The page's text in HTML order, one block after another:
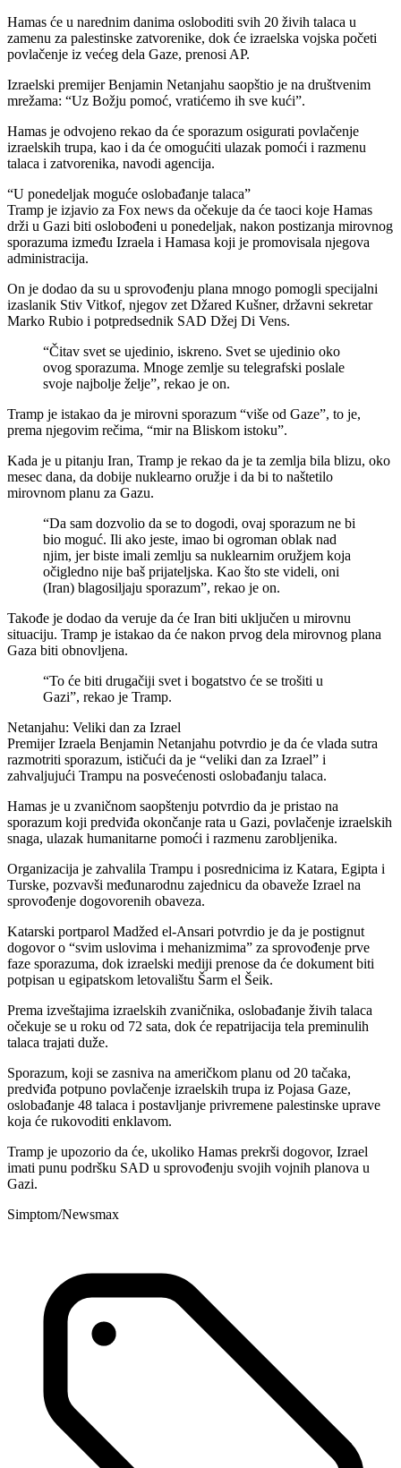
Hamas će u narednim danima osloboditi svih 20 živih talaca u
zamenu za palestinske zatvorenike, dok će izraelska vojska početi
povlačenje iz većeg dela Gaze, prenosi AP.
Izraelski premijer Benjamin Netanjahu saopštio je na društvenim
mrežama: “Uz Božju pomoć, vratićemo ih sve kući”.
Hamas je odvojeno rekao da će sporazum osigurati povlačenje
izraelskih trupa, kao i da će omogućiti ulazak pomoći i razmenu
talaca i zatvorenika, navodi agencija.
“U ponedeljak moguće oslobađanje talaca”
Tramp je izjavio za Fox news da očekuje da će taoci koje Hamas
drži u Gazi biti oslobođeni u ponedeljak, nakon postizanja mirovnog
sporazuma između Izraela i Hamasa koji je promovisala njegova
administracija.
On je dodao da su u sprovođenju plana mnogo pomogli specijalni
izaslanik Stiv Vitkof, njegov zet Džared Kušner, državni sekretar
Marko Rubio i potpredsednik SAD Džej Di Vens.
“Čitav svet se ujedinio, iskreno. Svet se ujedinio oko
ovog sporazuma. Mnoge zemlje su telegrafski poslale
svoje najbolje želje”, rekao je on.
Tramp je istakao da je mirovni sporazum “više od Gaze”, to je,
prema njegovim rečima, “mir na Bliskom istoku”.
Kada je u pitanju Iran, Tramp je rekao da je ta zemlja bila blizu, oko
mesec dana, da dobije nuklearno oružje i da bi to naštetilo
mirovnom planu za Gazu.
“Da sam dozvolio da se to dogodi, ovaj sporazum ne bi
bio moguć. Ili ako jeste, imao bi ogroman oblak nad
njim, jer biste imali zemlju sa nuklearnim oružjem koja
očigledno nije baš prijateljska. Kao što ste videli, oni
(Iran) blagosiljaju sporazum”, rekao je on.
Takođe je dodao da veruje da će Iran biti uključen u mirovnu
situaciju. Tramp je istakao da će nakon prvog dela mirovnog plana
Gaza biti obnovljena.
“To će biti drugačiji svet i bogatstvo će se trošiti u
Gazi”, rekao je Tramp.
Netanjahu: Veliki dan za Izrael
Premijer Izraela Benjamin Netanjahu potvrdio je da će vlada sutra
razmotriti sporazum, ističući da je “veliki dan za Izrael” i
zahvaljujući Trampu na posvećenosti oslobađanju talaca.
Hamas je u zvaničnom saopštenju potvrdio da je pristao na
sporazum koji predviđa okončanje rata u Gazi, povlačenje izraelskih
snaga, ulazak humanitarne pomoći i razmenu zarobljenika.
Organizacija je zahvalila Trampu i posrednicima iz Katara, Egipta i
Turske, pozvavši međunarodnu zajednicu da obaveže Izrael na
sprovođenje dogovorenih obaveza.
Katarski portparol Madžed el-Ansari potvrdio je da je postignut
dogovor o “svim uslovima i mehanizmima” za sprovođenje prve
faze sporazuma, dok izraelski mediji prenose da će dokument biti
potpisan u egipatskom letovalištu Šarm el Šeik.
Prema izveštajima izraelskih zvaničnika, oslobađanje živih talaca
očekuje se u roku od 72 sata, dok će repatrijacija tela preminulih
talaca trajati duže.
Sporazum, koji se zasniva na američkom planu od 20 tačaka,
predviđa potpuno povlačenje izraelskih trupa iz Pojasa Gaze,
oslobađanje 48 talaca i postavljanje privremene palestinske uprave
koja će rukovoditi enklavom.
Tramp je upozorio da će, ukoliko Hamas prekrši dogovor, Izrael
imati punu podršku SAD u sprovođenju svojih vojnih planova u
Gazi.
Simptom/Newsmax